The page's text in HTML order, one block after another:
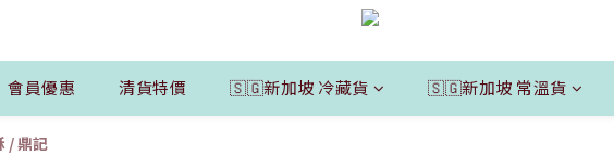
會員優惠 清貨特價 🇸🇬新加坡 冷藏貨 🇸🇬新加坡 常溫貨
/鼎記